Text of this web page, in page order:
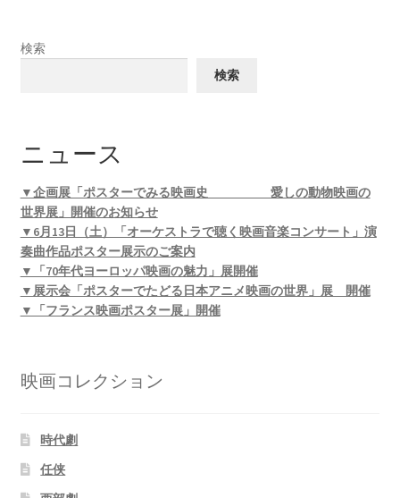
検索
検索
ニュース
▼企画展「ポスターでみる映画史 愛しの動物映画の
世界展」開催のお知らせ
▼6月13日（土）「オーケストラで聴く映画音楽コンサート」演
奏曲作品ポスター展示のご案内
▼「70年代ヨーロッパ映画の魅力」展開催
▼展示会「ポスターでたどる日本アニメ映画の世界」展 開催
▼「フランス映画ポスター展」開催
映画コレクション
時代劇
任侠